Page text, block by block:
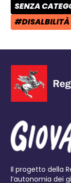
CATEGORIA
SENZA
TAG:
#DISALBILITÀ
Il progetto della
l’autonomia dei